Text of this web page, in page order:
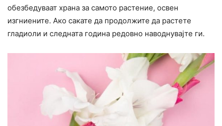
обезбедуваат храна за самото растение, освен
изгниените. Ако сакате да продолжите да растете
гладиоли и следната година редовно наводнувајте ги.